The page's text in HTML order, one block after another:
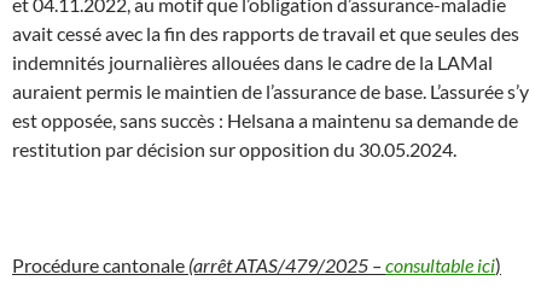
avait cessé avec la fin des rapports de travail et que seules des
indemnités journalières allouées dans le cadre de la LAMal
auraient permis le maintien de l’assurance de base. L’assurée s’y
est opposée, sans succès : Helsana a maintenu sa demande de
restitution par décision sur opposition du 30.05.2024.
Procédure cantonale (arrêt ATAS/479/2025 –consultable ici)